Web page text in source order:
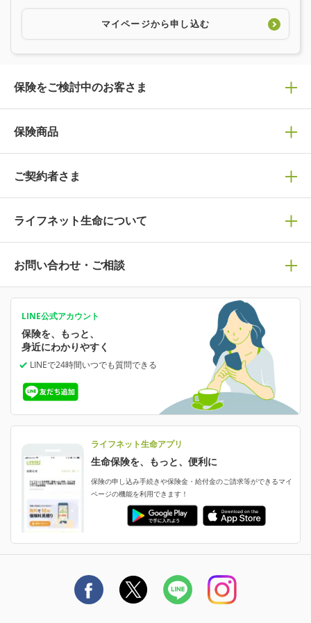
マイページから申し込む
保険をご検討中のお客さま
保険の選び方
保険選びで迷っている方はチェック！
保険の基礎知識や選び方を解説！
人生のステージに必要な保険がわかる！
保険ジャンバラヤ
あなたの人生と保険選びのためのWebメディア
選ばれる理由・評判
ライフネット生命の特長
ライフネット生命が選ばれる理由がわかる！
評判・口コミ
ご契約者さまに聞きました！
申し込みガイド
ご契約の流れと必要書類
保険料の支払い方法
保険商品
保険商品一覧
万が一に備える
病気や手術に備える
がん保険
がんに備える
女性保険
女性特有の病気に備える
就業不能保険
就業不能状態に備える
認知症・MCIに備える
ご契約者さま
マイページログイン
ご契約内容の確認
お客さま情報の確認・変更
保険料の支払い方法の変更
受取人・指定代理請求人の変更
中断したお申し込みの再開
お申し込み後の状況確認
減額・解約・追加契約の申し込み など
ご契約者さま向け各種お手続き・サービス
保険金・給付金のご請求
生命保険料控除に関するご案内
契約更新を迎えるご契約者さまへ
ライフネット生命について
ライフネット生命についてトップ
会社情報
業績・財務情報
保険金等の支払状況
採用情報
生命保険マニフェスト
ライフネット生命のCMページ
ライフネット生命公式note
お問い合わせ・ご相談
保険相談サービス
よくあるご質問
資料請求
LINE公式アカウント
保険を、もっと、
身近にわかりやすく
LINEで24時間いつでも質問できる
ライフネット生命アプリ
生命保険を、もっと、便利に
保険の申し込み手続きや保険金・給付金のご請求等ができるマイ
ページの機能を利用できます！